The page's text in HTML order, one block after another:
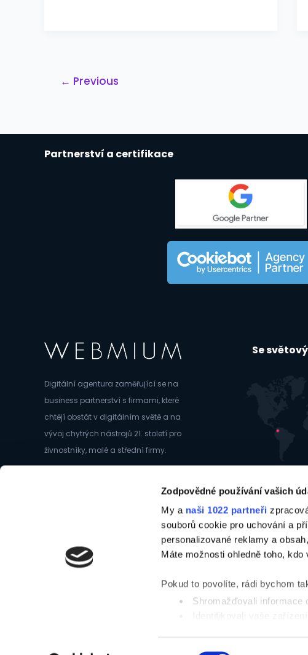
Zodpovědné používání vašich
My a naši 1022 partneři
souborů cookie pro uchování a
personalizované reklamy a
Máte možnosti ohledně toho,
Pokud to povolíte, rádi bychom
Shromažďovali informace
← Previous
Partnerství a certifikace
Digitální agentura zaměřující se na
business partnerství s firmami, které
chtějí obstát v digitálním světě a na
vývoj chytrých nástrojů 21. století pro
živnostníky, malé a střední firmy.
Se